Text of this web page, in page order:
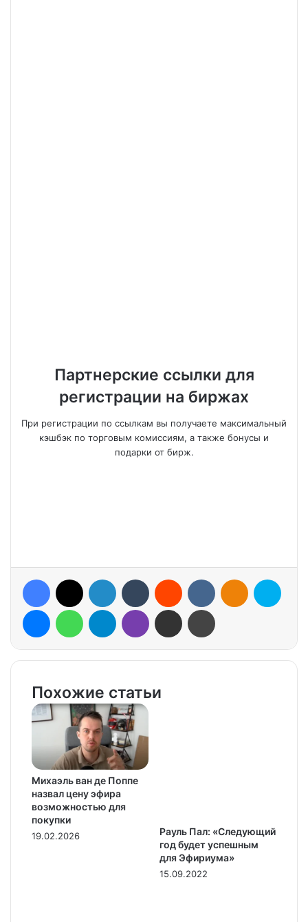
Партнерские ссылки для
регистрации на биржах
При регистрации по ссылкам вы получаете максимальный
кэшбэк по торговым комиссиям, а также бонусы и
подарки от бирж.
Похожие статьи
Михаэль ван де Поппе
назвал цену эфира
возможностью для
покупки
19.02.2026
Рауль Пал: «Следующий
год будет успешным
для Эфириума»
15.09.2022